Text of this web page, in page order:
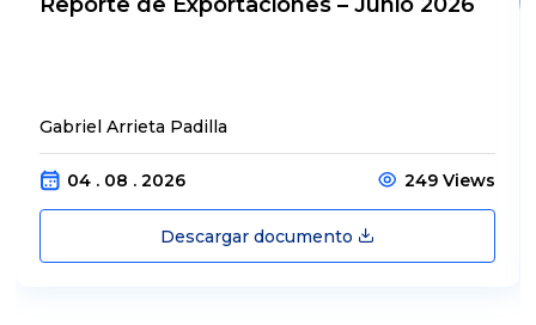
Gabriel Arrieta Padilla
04 . 08 . 2026 249 Views
Descargar documento